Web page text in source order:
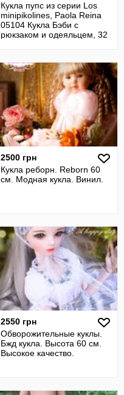
Кукла пупс из серии Los
minipikolines, Paola Reina
05104 Кукла Бэби с
рюкзаком и одеяльцем, 32
2500 грн
Кукла реборн. Reborn 60
см. Модная кукла. Винил.
2550 грн
Обворожительные куклы.
Бжд кукла. Высота 60 см.
Высокое качество.